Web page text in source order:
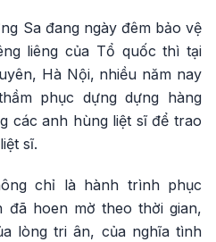
Sa đang ngày đêm bảo vệ
liêng của Tổ quốc thì tại
Hà Nội, nhiều năm nay
phục dựng dựng hàng
các anh hùng liệt sĩ để trao
sĩ.
chỉ là hành trình phục
đã hoen mờ theo thời gian,
lòng tri ân, của nghĩa tình